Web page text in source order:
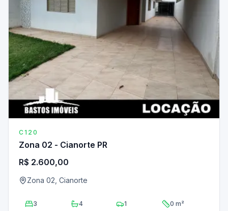
C120
Zona 02 - Cianorte PR
R$ 2.600,00
Zona 02, Cianorte
3 4 1 0 m²